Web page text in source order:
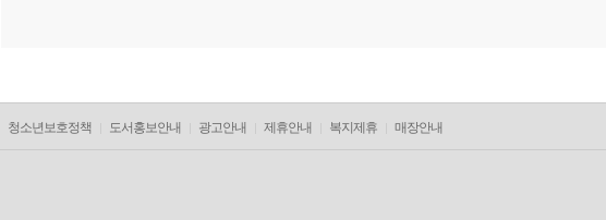
청소년보호정책 도서홍보안내 광고안내 제휴안내 복지제휴 매장안내